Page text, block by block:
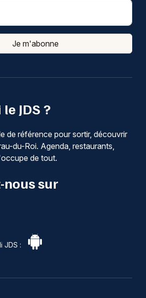
JDS ?
de référence pour sortir, découvrir
du-Roi. Agenda, restaurants,
de tout.
nous sur
JDS :
Je m'abonne